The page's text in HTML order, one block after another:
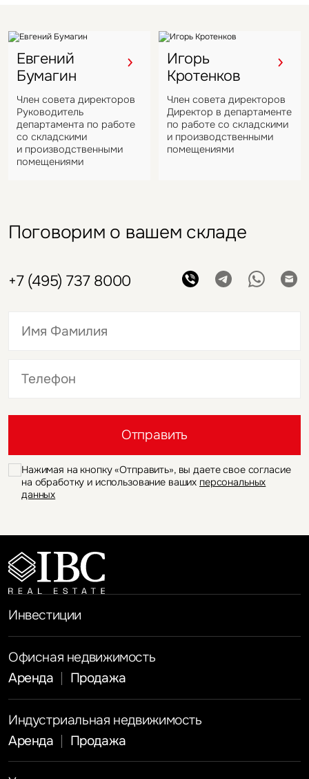
Евгений
Бумагин
Член совета директоров
Руководитель
департамента по работе
со складскими
и производственными
помещениями
Игорь
Кротенков
Член совета директоров
Директор в департаменте
по работе со складскими
и производственными
помещениями
Поговорим о вашем складе
+7 (495) 737 8000
Отправить
Нажимая на кнопку «Отправить», вы даете свое согласие
на обработку и использование ваших персональных
данных
Инвестиции
Офисная недвижимость
Аренда
Продажа
Индустриальная недвижимость
Аренда
Продажа